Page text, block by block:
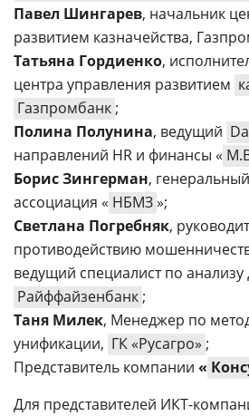
Павел Шингарев, начальник
развитием казначейства,
Татьяна Гордиенко,
центра управления развитием
Газпромбанк ;
Полина Полунина, ведущий
направлений HR и финансы «
Борис Зингерман,
ассоциация « НБМЗ»;
Светлана Погребняк,
противодействию
ведущий специалист по анализу
Райффайзенбанк ;
Таня Милек, Менеджер по
унификации, ГК «Русагро» ;
Представитель компании «
Для представителей ИКТ-